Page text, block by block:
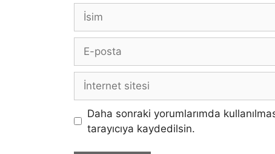
İsim
posta
İnternet
sitesi
Daha sonraki yorumlarımda
tarayıcıya kaydedilsin.